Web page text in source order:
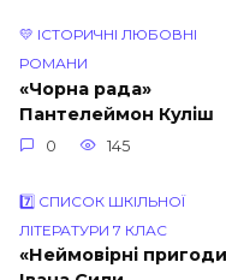
💛 ІСТОРИЧНІ ЛЮБОВНІ
РОМАНИ
«Чорна рада»
Пантелеймон Куліш
0 145
7️⃣ СПИСОК ШКІЛЬНОЇ
ЛІТЕРАТУРИ 7 КЛАС
«Неймовірні пригоди